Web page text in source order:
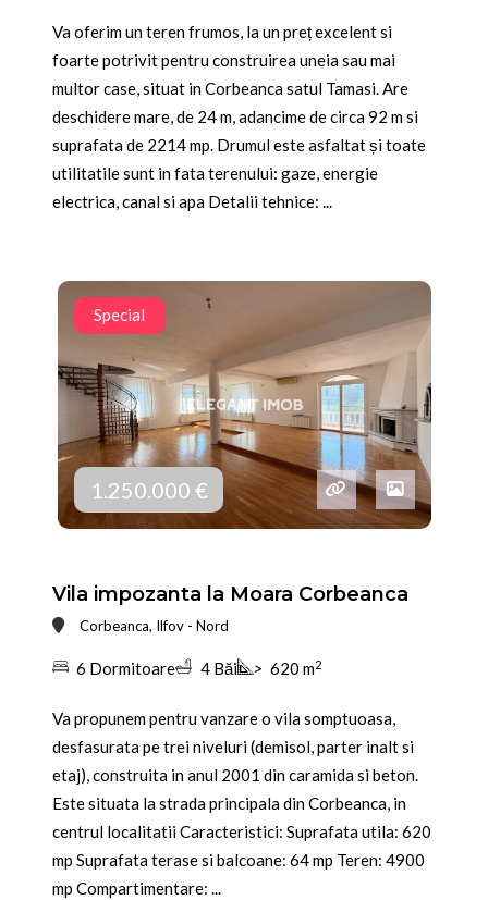
Va oferim un teren frumos, la un preț excelent si
foarte potrivit pentru construirea uneia sau mai
multor case, situat in Corbeanca satul Tamasi. Are
deschidere mare, de 24 m, adancime de circa 92 m si
suprafata de 2214 mp. Drumul este asfaltat și toate
utilitatile sunt in fata terenului: gaze, energie
electrica, canal si apa Detalii tehnice: ...
Special
1.250.000 €
Vila impozanta la Moara Corbeanca
Corbeanca, Ilfov - Nord
6 Dormitoare 4 Băi > 620 m2
Va propunem pentru vanzare o vila somptuoasa,
desfasurata pe trei niveluri (demisol, parter inalt si
etaj), construita in anul 2001 din caramida si beton.
Este situata la strada principala din Corbeanca, in
centrul localitatii Caracteristici: Suprafata utila: 620
mp Suprafata terase si balcoane: 64 mp Teren: 4900
mp Compartimentare: ...